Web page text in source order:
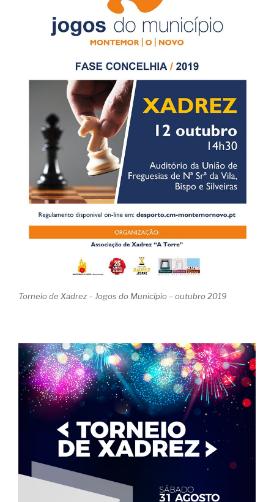
Torneio de Xadrez – Jogos do Município – outubro 2019